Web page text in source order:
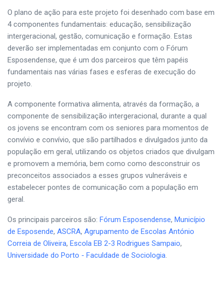
O plano de ação para este projeto foi desenhado com base em
4 componentes fundamentais: educação, sensibilização
intergeracional, gestão, comunicação e formação. Estas
deverão ser implementadas em conjunto com o Fórum
Esposendense, que é um dos parceiros que têm papéis
fundamentais nas várias fases e esferas de execução do
projeto.
A componente formativa alimenta, através da formação, a
componente de sensibilização intergeracional, durante a qual
os jovens se encontram com os seniores para momentos de
convívio e convívio, que são partilhados e divulgados junto da
população em geral, utilizando os objetos criados que divulgam
e promovem a memória, bem como como desconstruir os
preconceitos associados a esses grupos vulneráveis ​​e
estabelecer pontes de comunicação com a população em
geral.
Os principais parceiros são: Fórum Esposendense, Município
de Esposende, ASCRA, Agrupamento de Escolas António
Correia de Oliveira, Escola EB 2-3 Rodrigues Sampaio,
Universidade do Porto - Faculdade de Sociologia.